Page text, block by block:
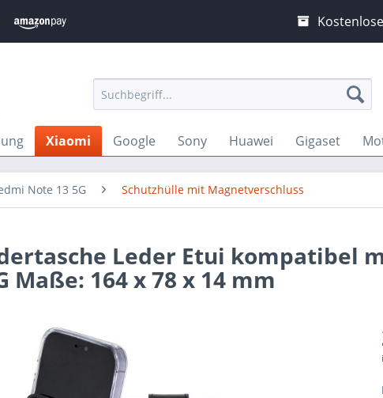
Xiaomi Google Sony Huawei Gigaset
Note 13 5G Schutzhülle mit Magnetverschluss
Leder Etui kompatibel
Maße: 164 x 78 x 14 mm